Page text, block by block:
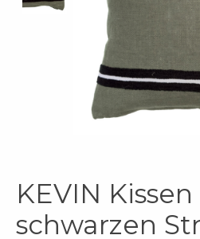
KEVIN
schwarzen